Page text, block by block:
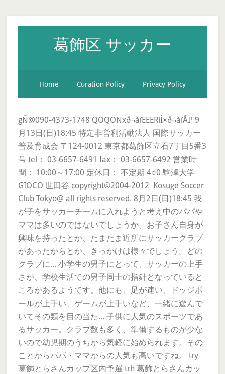
葛飾区 サッカー
Home Curation Policy Privacy Policy
gÑ@090-4373-1748 QOQONxð¬åïEEERiÌ×ð¬åïÅI¹ 9
月13日(日)18:45 特定非営利活動法人 国際サッカー
普及育成会 〒124-0012 東京都葛飾区立石7丁目5番3
号 tel： 03-6657-6491 fax： 03-6657-6492 営業時
間： 10:00～17:00 定休日： 不定期 4○0 駒澤大学
GIOCO 世田谷 copyright©2004-2012 Kosuge Soccer
Club Tokyo@ all rights reserved. 8月2日(日)18:45 我
が子をサッカーチームに入れようと考え中のパパや
ママは多いのではないでしょうか。お子さん自身が
興味を持ったとか、たまたま近所にサッカークラブ
があったからとか、きっかけは様々でしょう。どの
クラブに... 小学生の男子にとって、サッカーの上手
さが、学校生活での男子同士の指針となっていると
ころがあるようです。他にも、足が速い、ドッジボ
ールが上手い、ゲームが上手いなど、一緒に遊んで
いてその類を目の当た... 子供に人気のスポーツであ
るサッカー。クラブ数も多く、準備するものが少な
いので幼児期のうちから気軽に始められます。その
ことからパパ・ママからの人気も高いですね。 try
葛飾とらさんカップ区内予選 trh 葛飾とらさんカッ